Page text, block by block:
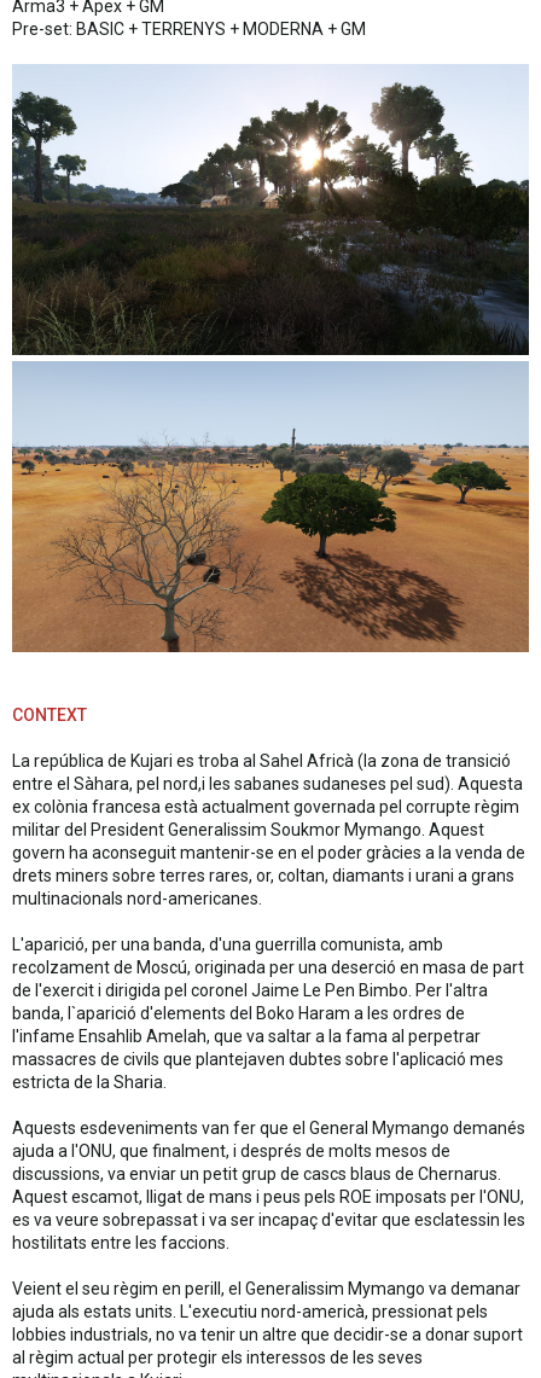
Arma3 + Apex + GM
Pre-set: BASIC + TERRENYS + MODERNA + GM
CONTEXT
La república de Kujari es troba al Sahel Africà (la zona de transició
entre el Sàhara, pel nord,i les sabanes sudaneses pel sud). Aquesta
ex colònia francesa està actualment governada pel corrupte règim
militar del President Generalissim Soukmor Mymango. Aquest
govern ha aconseguit mantenir-se en el poder gràcies a la venda de
drets miners sobre terres rares, or, coltan, diamants i urani a grans
multinacionals nord-americanes.
L'aparició, per una banda, d'una guerrilla comunista, amb
recolzament de Moscú, originada per una deserció en masa de part
de l'exercit i dirigida pel coronel Jaime Le Pen Bimbo. Per l'altra
banda, l`aparició d'elements del Boko Haram a les ordres de
l'infame Ensahlib Amelah, que va saltar a la fama al perpetrar
massacres de civils que plantejaven dubtes sobre l'aplicació mes
estricta de la Sharia.
Aquests esdeveniments van fer que el General Mymango demanés
ajuda a l'ONU, que finalment, i després de molts mesos de
discussions, va enviar un petit grup de cascs blaus de Chernarus.
Aquest escamot, lligat de mans i peus pels ROE imposats per l'ONU,
es va veure sobrepassat i va ser incapaç d'evitar que esclatessin les
hostilitats entre les faccions.
Veient el seu règim en perill, el Generalissim Mymango va demanar
ajuda als estats units. L'executiu nord-americà, pressionat pels
lobbies industrials, no va tenir un altre que decidir-se a donar suport
al règim actual per protegir els interessos de les seves